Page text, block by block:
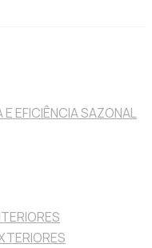
EFICIÊNCIA SAZONAL